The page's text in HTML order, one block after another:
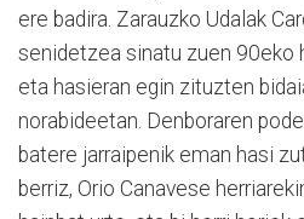
ere badira. Zarauzko Udalak
senidetzea sinatu zuen 90eko
eta hasieran egin zituzten
norabideetan. Denboraren
batere jarraipenik eman hasi
berriz, Orio Canavese